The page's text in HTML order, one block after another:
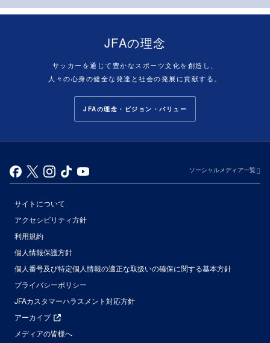
JFAの理念
サッカーを通じて豊かなスポーツ文化を創造し、
人々の心身の健全な発達と社会の発展に貢献する。
JFAの理念・ビジョン・バリュー
ソーシャルメディア一覧
サイトについて
アクセシビリティ方針
利用規約
個人情報保護方針
個人番号及び特定個人情報の適正な取扱いの確保に関する基本方針
プライバシーポリシー
JFAカスタマーハラスメント対応方針
アーカイブ
メディアの皆様へ